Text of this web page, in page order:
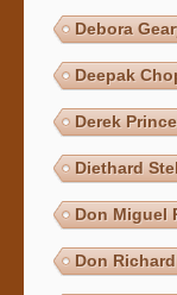
Debora
Deepak
Derek Prince
Diethard
Don Miguel
Don